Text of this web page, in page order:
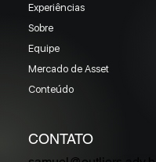
Experiências
Sobre
Equipe
Mercado de Asset
Conteúdo
CONTATO